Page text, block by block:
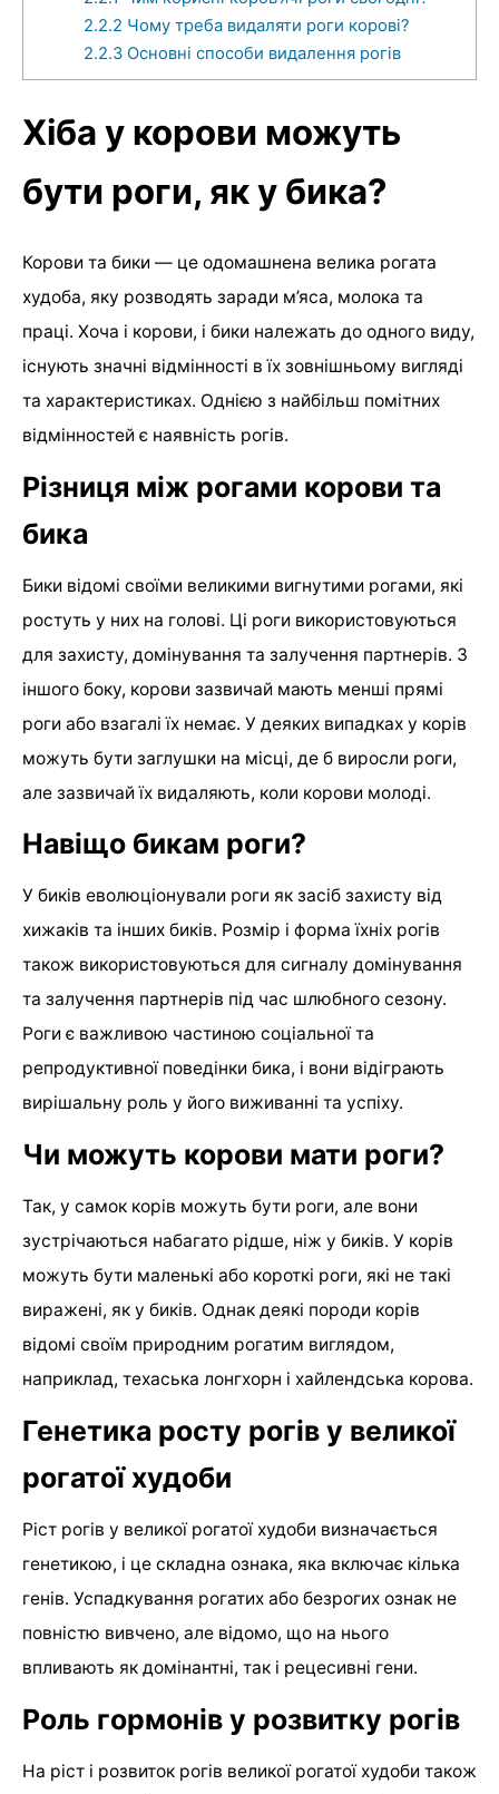
2.2.2 Чому треба видаляти роги корові?
2.2.3 Основні способи видалення рогів
Хіба у корови можуть
бути роги, як у бика?
Корови та бики — це одомашнена велика рогата
худоба, яку розводять заради м’яса, молока та
праці. Хоча і корови, і бики належать до одного виду,
існують значні відмінності в їх зовнішньому вигляді
та характеристиках. Однією з найбільш помітних
відмінностей є наявність рогів.
Різниця між рогами корови та
бика
Бики відомі своїми великими вигнутими рогами, які
ростуть у них на голові. Ці роги використовуються
для захисту, домінування та залучення партнерів. З
іншого боку, корови зазвичай мають менші прямі
роги або взагалі їх немає. У деяких випадках у корів
можуть бути заглушки на місці, де б виросли роги,
але зазвичай їх видаляють, коли корови молоді.
Навіщо бикам роги?
У биків еволюціонували роги як засіб захисту від
хижаків та інших биків. Розмір і форма їхніх рогів
також використовуються для сигналу домінування
та залучення партнерів під час шлюбного сезону.
Роги є важливою частиною соціальної та
репродуктивної поведінки бика, і вони відіграють
вирішальну роль у його виживанні та успіху.
Чи можуть корови мати роги?
Так, у самок корів можуть бути роги, але вони
зустрічаються набагато рідше, ніж у биків. У корів
можуть бути маленькі або короткі роги, які не такі
виражені, як у биків. Однак деякі породи корів
відомі своїм природним рогатим виглядом,
наприклад, техаська лонгхорн і хайлендська корова.
Генетика росту рогів у великої
рогатої худоби
Ріст рогів у великої рогатої худоби визначається
генетикою, і це складна ознака, яка включає кілька
генів. Успадкування рогатих або безрогих ознак не
повністю вивчено, але відомо, що на нього
впливають як домінантні, так і рецесивні гени.
Роль гормонів у розвитку рогів
На ріст і розвиток рогів великої рогатої худоби також